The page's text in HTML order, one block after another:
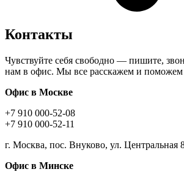
Контакты
Чувствуйте себя свободно — пишите,
нам в офис. Мы все расскажем и
Офис в Москве
+7 910 000-52-08
+7 910 000-52-11
г. Москва, пос. Внуково, ул. Центральная
Офис в Минске